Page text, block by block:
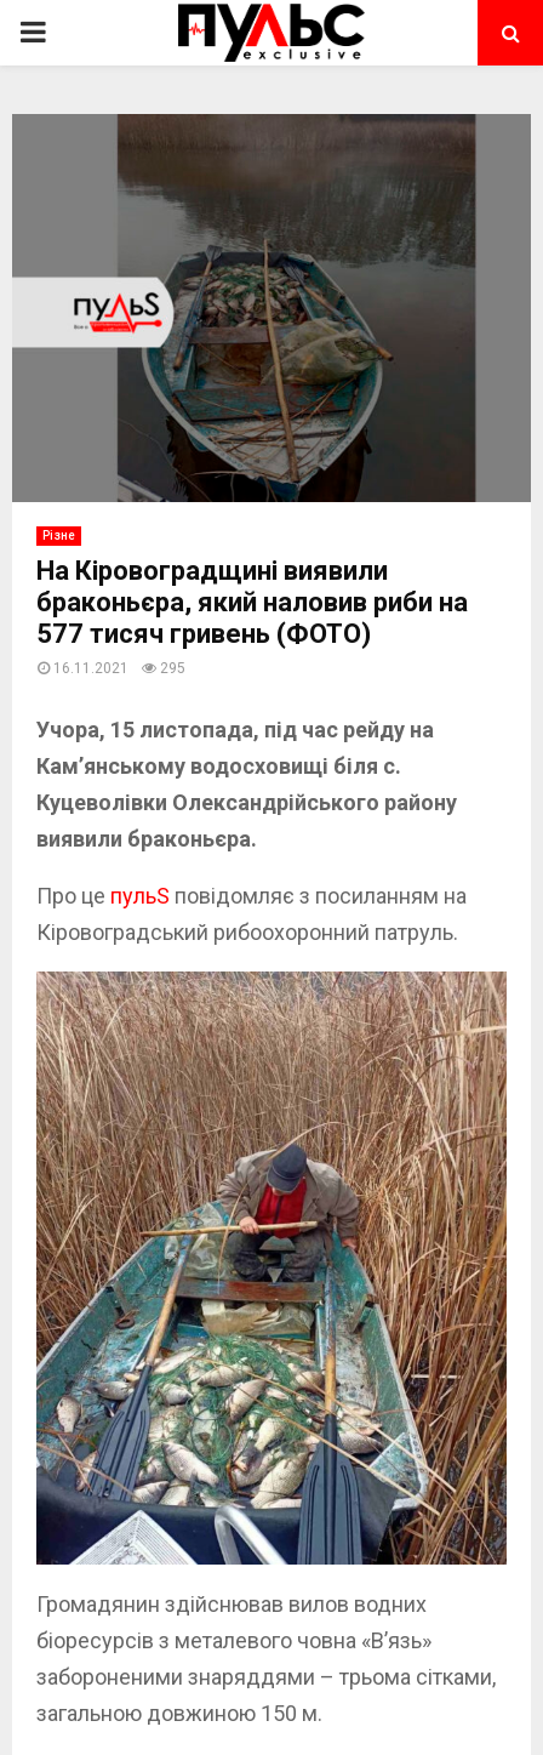
PRIMARY
Різне
На Кіровоградщині виявили
браконьєра, який наловив риби на
577 тисяч гривень (ФОТО)
16.11.2021 295
Учора, 15 листопада, під час рейду на
Кам’янському водосховищі біля с.
Куцеволівки Олександрійського району
виявили браконьєра.
Про це пульS повідомляє з посиланням на
Кіровоградський рибоохоронний патруль.
Громадянин здійснював вилов водних
біоресурсів з металевого човна «В’язь»
забороненими знаряддями – трьома сітками,
загальною довжиною 150 м.